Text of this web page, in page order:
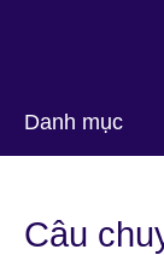
Danh mục
language
Câu